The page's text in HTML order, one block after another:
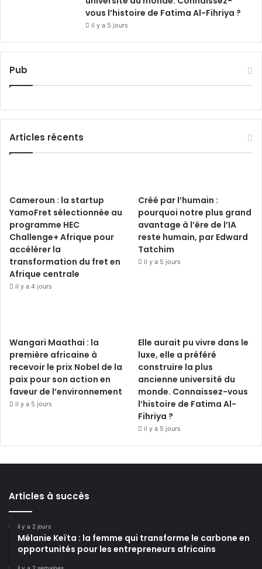
vous l’histoire de Fatima Al-Fihriya ?
il y a 5 jours
Pub
Articles récents
Cameroun : la startup
YamoFret sélectionnée au
programme HEC
Challenge+ Afrique pour
accélérer la
transformation du fret en
Afrique centrale
il y a 4 jours
Créé par l’humain :
pourquoi notre plus grand
avantage à l’ère de l’IA
reste humain, par Edward
Tatchim
il y a 5 jours
Wangari Maathai : la
première africaine à
recevoir le prix Nobel de la
paix pour son action en
faveur de l’environnement
il y a 5 jours
Elle aurait pu vivre dans le
luxe, elle a préféré
construire la plus
ancienne université du
monde. Connaissez-vous
l’histoire de Fatima Al-
Fihriya ?
il y a 5 jours
Articles à succès
il y a 2 jours
Mélanie Keïta : la femme qui transforme le carbone en
opportunités pour les entrepreneurs africains